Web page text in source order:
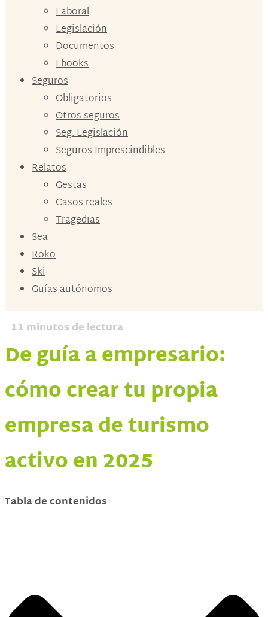
Laboral
Legislación
Documentos
Ebooks
Seguros
Obligatorios
Otros seguros
Seg. Legislación
Seguros Imprescindibles
Relatos
Gestas
Casos reales
Tragedias
Sea
Roko
Ski
Guías autónomos
11 minutos de lectura
De guía a empresario:
cómo crear tu propia
empresa de turismo
activo en 2025
Tabla de contenidos